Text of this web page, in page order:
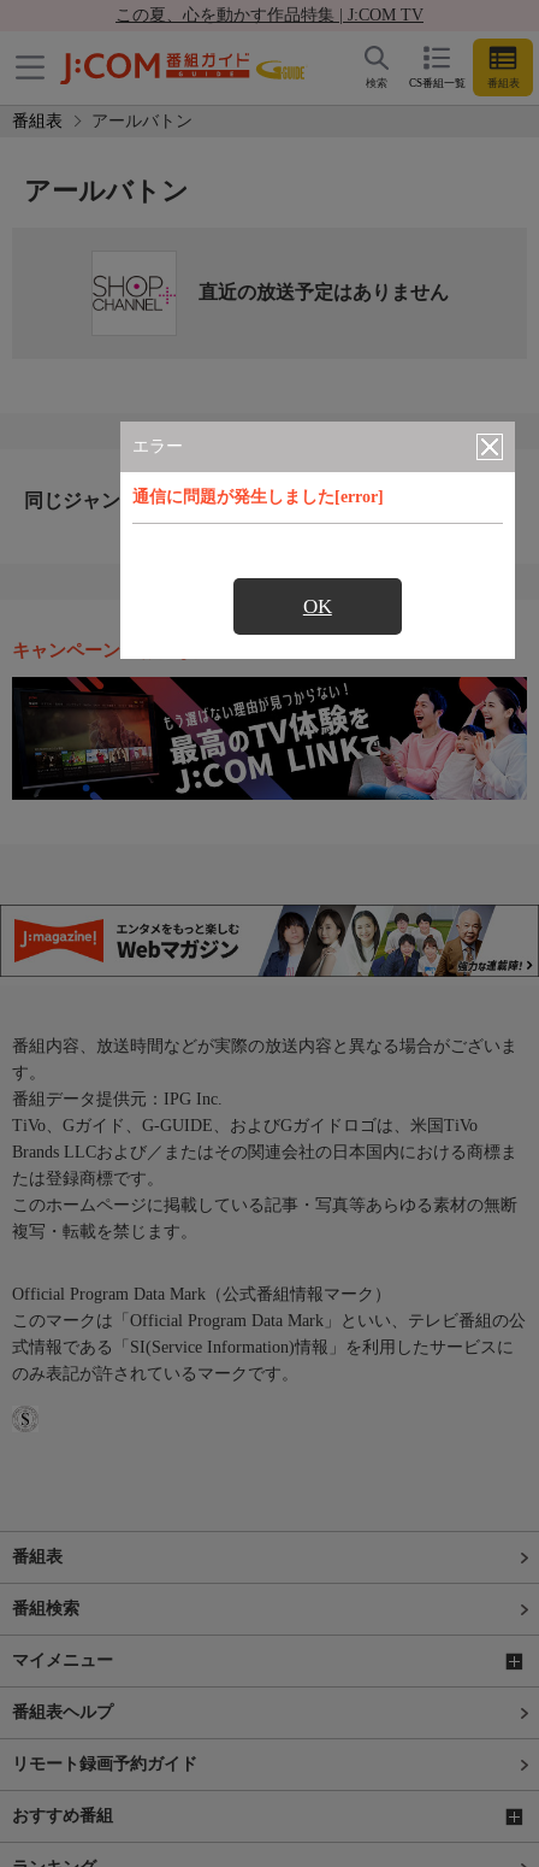
この夏、心を動かす作品特集 | J:COM TV
CS番組一覧 番組表
検索
番組表 アールバトン
エラー
通信に問題が発生しました[error]
OK
アールバトン
直近の放送予定はありません
同じジャンルのおすすめ番組
キャンペーン・お得な情報
番組内容、放送時間などが実際の放送内容と異なる場合がございま
す。
番組データ提供元：IPG Inc.
TiVo、Gガイド、G-GUIDE、およびGガイドロゴは、米国TiVo
Brands LLCおよび／またはその関連会社の日本国内における商標ま
たは登録商標です。
このホームページに掲載している記事・写真等あらゆる素材の無断
複写・転載を禁じます。
Official Program Data Mark（公式番組情報マーク）
このマークは「Official Program Data Mark」といい、テレビ番組の公
式情報である「SI(Service Information)情報」を利用したサービスに
のみ表記が許されているマークです。
番組表
番組検索
マイメニュー
番組表ヘルプ
リモート録画予約ガイド
おすすめ番組